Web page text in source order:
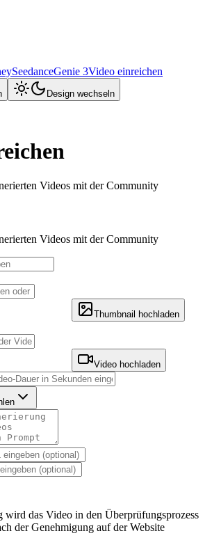
SeedanceGenie 3Video einreichen
Design wechseln
Videos mit der Community
Videos mit der Community
Thumbnail hochladen
Video hochladen
wird das Video in den Überprüfungsprozess
der Genehmigung auf der Website